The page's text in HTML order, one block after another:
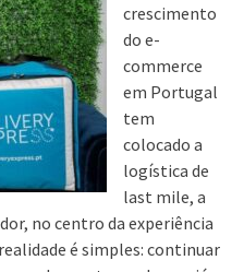
crescimento
do e-
commerce
em Portugal
tem
colocado a
logística de
last mile, a
no centro da experiência
é simples: continuar